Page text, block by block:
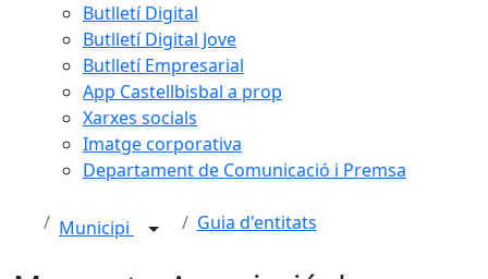
Butlletí Digital
Butlletí Digital Jove
Butlletí Empresarial
App Castellbisbal a prop
Xarxes socials
Imatge corporativa
Departament de Comunicació i Premsa
Municipi Guia d'entitats